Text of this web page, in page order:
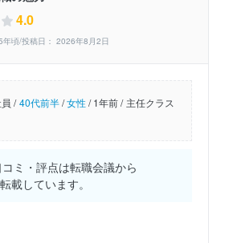
4.0
頃/投稿日： 2026年8月2日
/ 40代前半/女性/1年前 / 主任クラス
ミ・評点は転職会議から
転載しています。